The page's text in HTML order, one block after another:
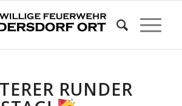
RUNDER